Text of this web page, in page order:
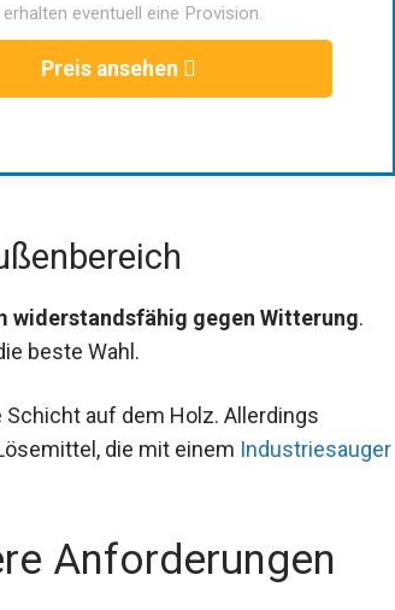
eventuell eine Provision.
Preis ansehen
widerstandsfähig gegen Witterung.
beste Wahl.
auf dem Holz. Allerdings
die mit einem Industriesauger
Anforderungen